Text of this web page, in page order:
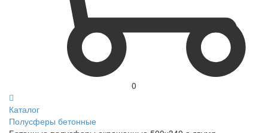
0
Каталог
Полусферы бетонные